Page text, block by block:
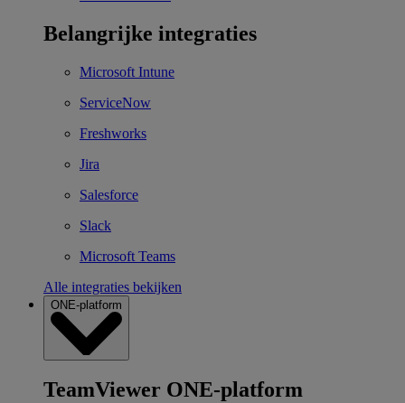
Belangrijke integraties
Microsoft Intune
ServiceNow
Freshworks
Jira
Salesforce
Slack
Microsoft Teams
Alle integraties bekijken
ONE-platform
TeamViewer ONE-platform